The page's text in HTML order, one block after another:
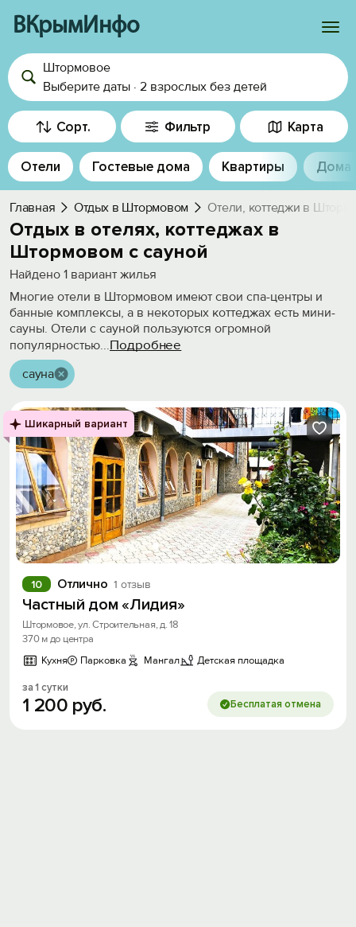
ВКрымИнфо
Войти
Избранное
История просмотра
Добавить свой объект
Штормовое
Выберите даты · 2 взрослых без детей
Сорт. Фильтр Карта
Отели Гостевые дома Квартиры Дома
Главная Отдых в Штормовом Отели, коттеджи в
Отдых в отелях, коттеджах в
Штормовом с сауной
Найдено 1 вариант жилья
Многие отели в Штормовом имеют свои спа-центры и
банные комплексы, а в некоторых коттеджах есть мини-
сауны. Отели с сауной пользуются огромной
популярностью...Подробнее
сауна
Шикарный вариант
Отлично 1 отзыв
10
Частный дом «Лидия»
Штормовое, ул. Строительная, д. 18
370 м до центра
Кухня
Парковка Мангал Детская площадка
за 1 сутки
1 200 руб. Бесплатая отмена